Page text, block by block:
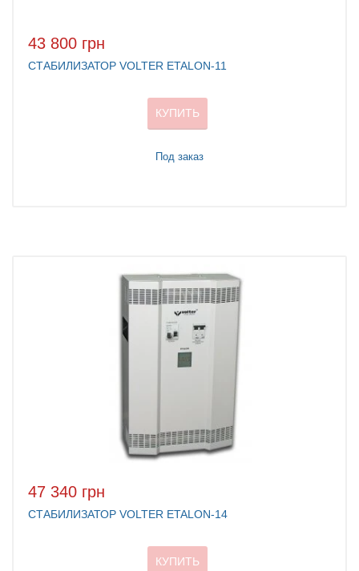
43 800 грн
СТАБИЛИЗАТОР VOLTER ETALON-11
КУПИТЬ
Под заказ
47 340 грн
СТАБИЛИЗАТОР VOLTER ETALON-14
КУПИТЬ